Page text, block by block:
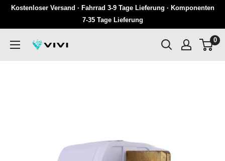
Überspringen
Inhalten
Kostenloser Versand · Fahrrad 3-9 Tage Lieferung · Komponenten
7-35 Tage Lieferung
VIVI
0